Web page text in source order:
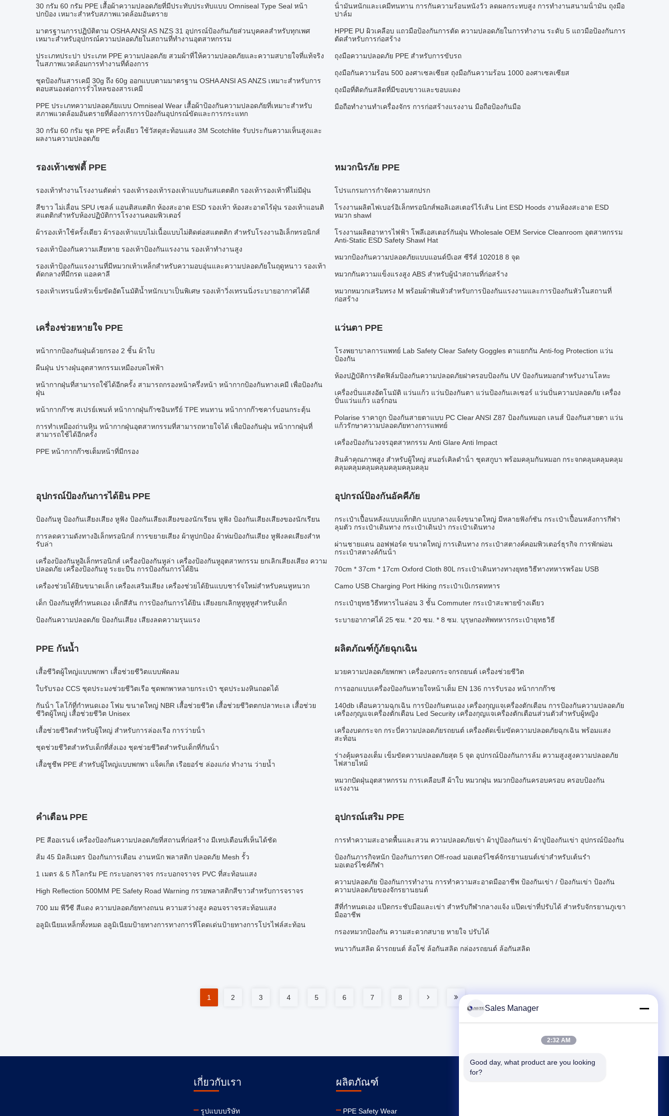
30 กรัม 60 กรัม PPE เสื้อผ้าความปลอดภัยที่มีประทับประทับแบบ Omniseal Type Seal หน้า
ปกป้อง เหมาะสําหรับสภาพแวดล้อมอันตราย
มาตรฐานการปฏิบัติตาม OSHA ANSI AS NZS 31 อุปกรณ์ป้องกันภัยส่วนบุคคลสำหรับทุกเพศ
เหมาะสำหรับอุปกรณ์ความปลอดภัยในสถานที่ทำงานอุตสาหกรรม
ประเภทประปา ประเภท PPE ความปลอดภัย สวมผ้าที่ให้ความปลอดภัยและความสบายใจที่แท้จริง
ในสภาพแวดล้อมการทํางานที่ต้องการ
ชุดป้องกันสารเคมี 30g ถึง 60g ออกแบบตามมาตรฐาน OSHA ANSI AS ANZS เหมาะสำหรับการ
ตอบสนองต่อการรั่วไหลของสารเคมี
PPE ประเภทความปลอดภัยแบบ Omniseal Wear เสื้อผ้าป้องกันความปลอดภัยที่เหมาะสําหรับ
สภาพแวดล้อมอันตรายที่ต้องการการป้องกันอุปกรณ์ขัดและการกระแทก
30 กรัม 60 กรัม ชุด PPE ครั้งเดียว ใช้วัสดุสะท้อนแสง 3M Scotchlite รับประกันความเห็นสูงและ
ผลงานความปลอดภัย
น้ํามันหนักและเคมีทนทาน การกันความร้อนหนังวัว ลดผลกระทบสูง การทํางานสนามน้ํามัน ถุงมือ
ปาล์ม
HPPE PU ผิวเคลือบ แถวมือป้องกันการตัด ความปลอดภัยในการทํางาน ระดับ 5 แถวมือป้องกันการ
ตัดสําหรับการก่อสร้าง
ถุงมือความปลอดภัย PPE สําหรับการขับรถ
ถุงมือกันความร้อน 500 องศาเซลเซียส ถุงมือกันความร้อน 1000 องศาเซลเซียส
ถุงมือที่ติดกันสลิดที่มีขอบขาวและขอบแดง
มือถือทํางานทําเครื่องจักร การก่อสร้างแรงงาน มือถือป้องกันมือ
รองเท้าเซฟตี้ PPE
รองเท้าทํางานโรงงานตัดต่ํา รองเท้ารองเท้ารองเท้าแบบกันสแตตติก รองเท้ารองเท้าที่ไม่มีฝุ่น
สีขาว ไม่เลื่อน SPU เซลล์ แอนติสแตติก ห้องสะอาด ESD รองเท้า ห้องสะอาดไร้ฝุ่น รองเท้าแอนติ
สแตติกสําหรับห้องปฏิบัติการโรงงานคอมพิวเตอร์
ผ้ารองเท้าใช้ครั้งเดียว ผ้ารองเท้าแบบไม่เนื้อแบบไม่ติดต่อสแตตติก สําหรับโรงงานอิเล็กทรอนิกส์
รองเท้าป้องกันความเสียหาย รองเท้าป้องกันแรงงาน รองเท้าทํางานสูง
รองเท้าป้องกันแรงงานที่มีหมวกเท้าเหล็กสําหรับความอบอุ่นและความปลอดภัยในฤดูหนาว รองเท้า
ตัดกลางที่มีกรด แอลคาลี
รองเท้าเทรนนิ่งหัวเข็มขัดอัตโนมัติน้ำหนักเบาเป็นพิเศษ รองเท้าวิ่งเทรนนิ่งระบายอากาศได้ดี
หมวกนิรภัย PPE
โปรแกรมการกําจัดความสกปรก
โรงงานผลิตไฟเบอร์อิเล็กทรอนิกส์พอลิเอสเตอร์ไร้เส้น Lint ESD Hoods งานห้องสะอาด ESD
หมวก shawl
โรงงานผลิตอาหารไฟฟ้า โพลีเอสเตอร์กันฝุ่น Wholesale OEM Service Cleanroom อุตสาหกรรม
Anti-Static ESD Safety Shawl Hat
หมวกป้องกันความปลอดภัยแบบแอนด์บีเอส ซีรีส์ 102018 8 จุด
หมวกกันความแข็งแรงสูง ABS สําหรับผู้นําสถานที่ก่อสร้าง
หมวกหมวกเสริมทรง M พร้อมผ้าพันหัวสําหรับการป้องกันแรงงานและการป้องกันหัวในสถานที่
ก่อสร้าง
เครื่องช่วยหายใจ PPE
หน้ากากป้องกันฝุ่นด้วยกรอง 2 ชิ้น ผ้าใบ
ผืนฝุ่น ปรางฝุ่นอุตสาหกรรมเหมืองบดไฟฟ้า
หน้ากากฝุ่นที่สามารถใช้ได้อีกครั้ง สามารถกรองหน้าครึ่งหน้า หน้ากากป้องกันทางเคมี เพื่อป้องกัน
ฝุ่น
หน้ากากก๊าซ สเปรย์เพนท์ หน้ากากฝุ่นก๊าซอินทรีย์ TPE ทนทาน หน้ากากก๊าซคาร์บอนกระตุ้น
การทําเหมืองถ่านหิน หน้ากากฝุ่นอุตสาหกรรมที่สามารถหายใจได้ เพื่อป้องกันฝุ่น หน้ากากฝุ่นที่
สามารถใช้ได้อีกครั้ง
PPE หน้ากากก๊าซเต็มหน้าที่มีกรอง
แว่นตา PPE
โรงพยาบาลการแพทย์ Lab Safety Clear Safety Goggles ตาแยกกัน Anti-fog Protection แว่น
ป้องกัน
ห้องปฏิบัติการติดฟิล์มป้องกันความปลอดภัยฝาครอบป้องกัน UV ป้องกันหมอกสำหรับงานโลหะ
เครื่องปั่นแสงอัตโนมัติ แว่นแก้ว แว่นป้องกันตา แว่นป้องกันเลเซอร์ แว่นปั่นความปลอดภัย เครื่อง
ปั่นแว่นแก้ว แอร์กอน
Polarise ราคาถูก ป้องกันสายตาแบบ PC Clear ANSI Z87 ป้องกันหมอก เลนส์ ป้องกันสายตา แว่น
แก้วรักษาความปลอดภัยทางการแพทย์
เครื่องป้องกันวงจรอุตสาหกรรม Anti Glare Anti Impact
สินค้าคุณภาพสูง สําหรับผู้ใหญ่ สนอร์เคิลดําน้ํา ชุดสกูบา พร้อมคลุมกันหมอก กระจกคลุมคลุมคลุม
คลุมคลุมคลุมคลุมคลุมคลุมคลุม
อุปกรณ์ป้องกันการได้ยิน PPE
ป้องกันหู ป้องกันเสียงเสียง หูฟัง ป้องกันเสียงเสียงของนักเรียน หูฟัง ป้องกันเสียงเสียงของนักเรียน
การลดความดังทางอิเล็กทรอนิกส์ การขยายเสียง ผ้าหูปกป้อง ผ้าห่มป้องกันเสียง หูฟังลดเสียงสําห
รับล่า
เครื่องป้องกันหูอิเล็กทรอนิกส์ เครื่องป้องกันหูล่า เครื่องป้องกันหูอุตสาหกรรม ยกเลิกเสียงเสียง ความ
ปลอดภัย เครื่องป้องกันหู ระยะปืน การป้องกันการได้ยิน
เครื่องช่วยได้ยินขนาดเล็ก เครื่องเสริมเสียง เครื่องช่วยได้ยินแบบชาร์จใหม่สําหรับคนหูหนวก
เด็ก ป้องกันหูที่กําหนดเอง เด็กสีสัน การป้องกันการได้ยิน เสียงยกเลิกหูหูหูหูสําหรับเด็ก
ป้องกันความปลอดภัย ป้องกันเสียง เสียงลดความรุนแรง
อุปกรณ์ป้องกันอัคคีภัย
กระเป๋าเปื้อนหลังแบบแท็กติก แบบกลางแจ้งขนาดใหญ่ มีหลายฟังก์ชัน กระเป๋าเปื้อนหลังการกีฬา
ลุมตัว กระเป๋าเดินทาง กระเป๋าเดินป่า กระเป๋าเดินทาง
ผ่านชายแดน ออฟฟอร์ด ขนาดใหญ่ การเดินทาง กระเป๋าสตางค์คอมพิวเตอร์ธุรกิจ การพักผ่อน
กระเป๋าสตางค์กันน้ํา
70cm * 37cm * 17cm Oxford Cloth 80L กระเป๋าเดินทางทางยุทธวิธีทางทหารพร้อม USB
Camo USB Charging Port Hiking กระเป๋าเป้เกรดทหาร
กระเป๋ายุทธวิธีทหารไนล่อน 3 ชั้น Commuter กระเป๋าสะพายข้างเดียว
ระบายอากาศได้ 25 ซม. * 20 ซม. * 8 ซม. บุรุษกองทัพทหารกระเป๋ายุทธวิธี
PPE กันน้ำ
เสื้อชีวิตผู้ใหญ่แบบพกพา เสื้อช่วยชีวิตแบบพัดลม
ใบรับรอง CCS ชุดประมงช่วยชีวิตเรือ ชุดพกพาหลายกระเป๋า ชุดประมงหินถอดได้
กันน้ํา โลโก้ที่กําหนดเอง โฟม ขนาดใหญ่ NBR เสื้อช่วยชีวิต เสื้อช่วยชีวิตตกปลาทะเล เสื้อช่วย
ชีวิตผู้ใหญ่ เสื้อช่วยชีวิต Unisex
เสื้อช่วยชีวิตสําหรับผู้ใหญ่ สําหรับการล่องเรือ การว่ายน้ํา
ชุดช่วยชีวิตสําหรับเด็กที่สั่งเอง ชุดช่วยชีวิตสําหรับเด็กที่กันน้ํา
เสื้อชูชีพ PPE สำหรับผู้ใหญ่แบบพกพา แจ็คเก็ต เรือยอร์ช ล่องแก่ง ทำงาน ว่ายน้ำ
ผลิตภัณฑ์กู้ภัยฉุกเฉิน
มวยความปลอดภัยพกพา เครื่องบดกระจกรถยนต์ เครื่องช่วยชีวิต
การออกแบบเครื่องป้องกันหายใจหน้าเต็ม EN 136 การรับรอง หน้ากากก๊าซ
140db เตือนความฉุกเฉิน การป้องกันตนเอง เครื่องกุญแจเครื่องตักเตือน การป้องกันความปลอดภัย
เครื่องกุญแจเครื่องตักเตือน Led Security เครื่องกุญแจเครื่องตักเตือนส่วนตัวสําหรับผู้หญิง
เครื่องบดกระจก กระบี่ความปลอดภัยรถยนต์ เครื่องตัดเข็มขัดความปลอดภัยฉุกเฉิน พร้อมแสง
สะท้อน
ร่างคุ้มครองเต็ม เข็มขัดความปลอดภัยสุด 5 จุด อุปกรณ์ป้องกันการล้ม ความสูงสูงความปลอดภัย
ไฟสายไหม้
หมวกปัดฝุ่นอุตสาหกรรม การเคลือบสี ผ้าใบ หมวกฝุ่น หมวกป้องกันครอบครอบ ครอบป้องกัน
แรงงาน
คำเตือน PPE
PE สีออเรนจ์ เครื่องป้องกันความปลอดภัยที่สถานที่ก่อสร้าง มีเทปเตือนที่เห็นได้ชัด
ส้ม 45 มิลลิเมตร ป้องกันการเตือน งานหนัก พลาสติก ปลอดภัย Mesh รั้ว
1 เมตร & 5 กิโลกรัม PE กระบอกจราจร กระบอกจราจร PVC ที่สะท้อนแสง
High Reflection 500MM PE Safety Road Warning กรวยพลาสติกสีขาวสำหรับการจราจร
700 มม พีวีซี สีแดง ความปลอดภัยทางถนน ความสว่างสูง คอนจราจรสะท้อนแสง
อลูมิเนียมเหล็กทั้งหมด อลูมิเนียมป้ายทางการทางการที่โดดเด่นป้ายทางการโปรไฟล์สะท้อน
อุปกรณ์เสริม PPE
การทําความสะอาดพื้นและสวน ความปลอดภัยเข่า ผ้าปูป้องกันเข่า ผ้าปูป้องกันเข่า อุปกรณ์ป้องกัน
ป้องกันภารกิจหนัก ป้องกันการตก Off-road มอเตอร์ไซค์จักรยานยนต์เข่าสําหรับเต้นรํา
มอเตอร์ไซค์กีฬา
ความปลอดภัย ป้องกันการทํางาน การทําความสะอาดมืออาชีพ ป้องกันเข่า / ป้องกันเข่า ป้องกัน
ความปลอดภัยของจักรยานยนต์
สีที่กําหนดเอง แป๊ดกระชับมือและเข่า สําหรับกีฬากลางแจ้ง แป๊ดเข่าที่ปรับได้ สําหรับจักรยานภูเขา
มืออาชีพ
กรองหมวกป้องกัน ความสะดวกสบาย หายใจ ปรับได้
หนาวกันสลิด ผ้ารถยนต์ ล้อโซ่ ล้อกันสลิด กล่องรถยนต์ ล้อกันสลิด
1 2 3 4 5 6 7 8
เกี่ยวกับเรา
รูปแบบบริษัท
ผลิตภัณฑ์
PPE Safety Wear
Sales Manager
2:32 AM
Good day, what product are you looking
for?